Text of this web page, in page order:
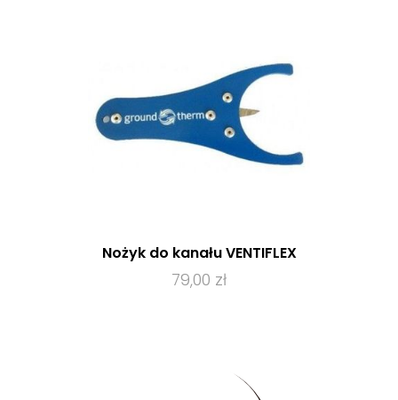
Nożyk do kanału VENTIFLEX
79,00 zł